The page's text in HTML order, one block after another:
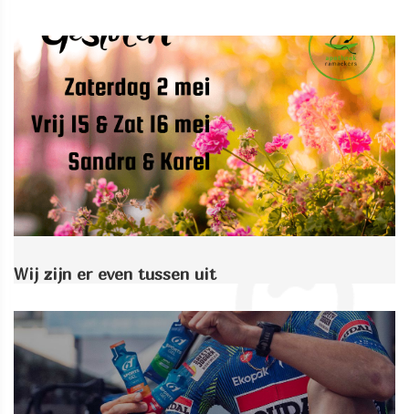
Wij zijn er even tussen uit